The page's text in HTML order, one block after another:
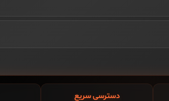
دسترسی سریع